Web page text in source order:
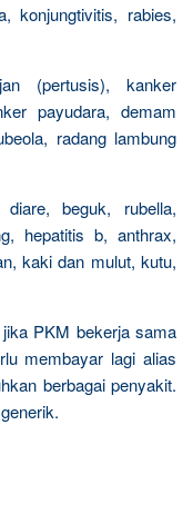
konjungtivitis, rabies,
(pertusis), kanker
payudara, demam
radang lambung
beguk, rubella,
hepatitis b, anthrax,
kaki dan mulut, kutu,
PKM bekerja sama
membayar lagi alias
berbagai penyakit.